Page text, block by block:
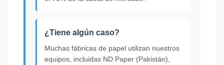
¿Tiene algún caso?
Muchas fábricas de papel utilizan nuestros
equipos, incluidas ND Paper (Pakistán),